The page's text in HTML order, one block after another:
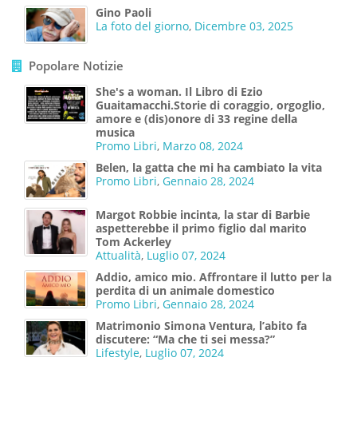
Gino Paoli
La foto del giorno, Dicembre 03, 2025
Popolare Notizie
She's a woman. Il Libro di Ezio
Guaitamacchi.Storie di coraggio, orgoglio,
amore e (dis)onore di 33 regine della
musica
Promo Libri, Marzo 08, 2024
Belen, la gatta che mi ha cambiato la vita
Promo Libri, Gennaio 28, 2024
Margot Robbie incinta, la star di Barbie
aspetterebbe il primo figlio dal marito
Tom Ackerley
Attualità, Luglio 07, 2024
Addio, amico mio. Affrontare il lutto per la
perdita di un animale domestico
Promo Libri, Gennaio 28, 2024
Matrimonio Simona Ventura, l’abito fa
discutere: “Ma che ti sei messa?”
Lifestyle, Luglio 07, 2024